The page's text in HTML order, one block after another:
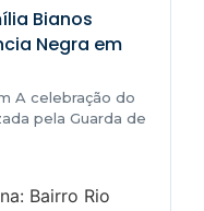
Bianos
Negra em
A celebração do
pela Guarda de